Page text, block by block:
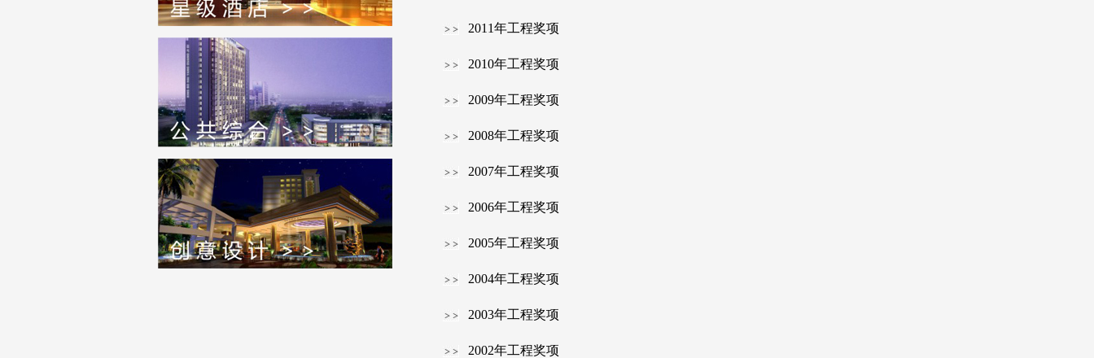
2011年工程奖项
2010年工程奖项
2009年工程奖项
2008年工程奖项
2007年工程奖项
2006年工程奖项
2005年工程奖项
2004年工程奖项
2003年工程奖项
2002年工程奖项